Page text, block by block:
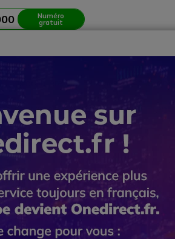
Numéro
gratuit
Ecrans et
? Contactez notre Service avant-
pour